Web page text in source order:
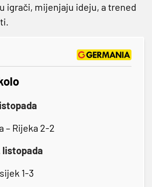
igrači, mijenjaju ideju, a trened
– Rijeka 2-2
listopada
1-3